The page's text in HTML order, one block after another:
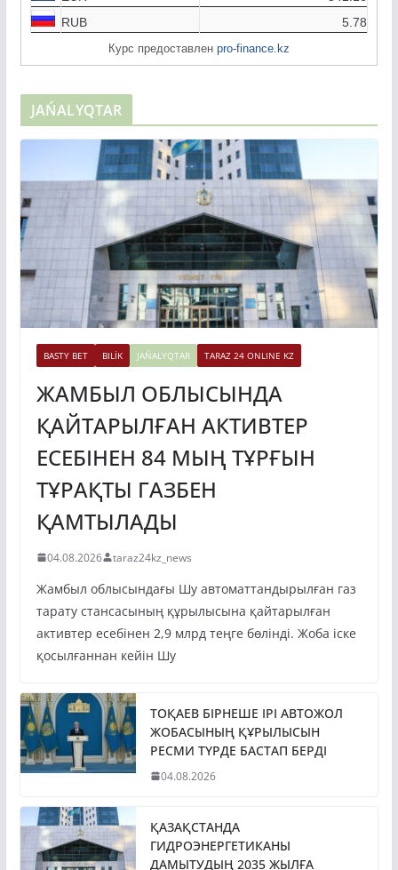
RUB
5.78
JAŃALYQTAR
BASTY BET BILİK JAŃALYQTAR TARAZ 24 ONLINE KZ
ЖАМБЫЛ ОБЛЫСЫНДА
ҚАЙТАРЫЛҒАН АКТИВТЕР
ЕСЕБІНЕН 84 МЫҢ ТҰРҒЫН
ТҰРАҚТЫ ГАЗБЕН
ҚАМТЫЛАДЫ
тарату стансасының құрылысына қайтарылған
активтер есебінен 2,9 млрд теңге бөлінді. Жоба іске
қосылғаннан кейін Шу
ЖОБАСЫНЫҢ ҚҰРЫЛЫСЫН
РЕСМИ ТҮРДЕ БАСТАП БЕРДІ
ГИДРОЭНЕРГЕТИКАНЫ
ДАМЫТУДЫҢ 2035 ЖЫЛҒА